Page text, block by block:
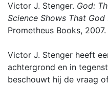
Victor J. Stenger. God:
Science Shows That
Prometheus Books,
Victor J. Stenger heeft
achtergrond en in
beschouwt hij de vraag